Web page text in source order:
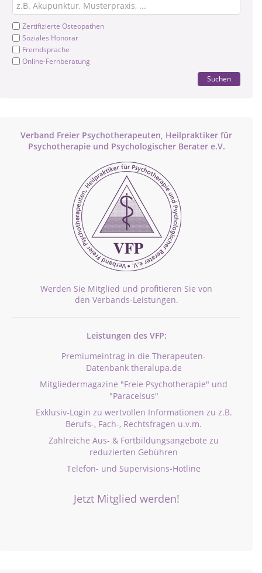
Zertifizierte Osteopathen
Soziales Honorar
Fremdsprache
Online-Fernberatung
Suchen
Verband Freier Psychotherapeuten, Heilpraktiker für
Psychotherapie und Psychologischer Berater e.V.
Werden Sie Mitglied und profitieren Sie von
den Verbands-Leistungen.
Leistungen des VFP:
Premiumeintrag in die Therapeuten-
Datenbank theralupa.de
Mitgliedermagazine "Freie Psychotherapie" und
"Paracelsus"
Exklusiv-Login zu wertvollen Informationen zu z.B.
Berufs-, Fach-, Rechtsfragen u.v.m.
Zahlreiche Aus- & Fortbildungsangebote zu
reduzierten Gebühren
Telefon- und Supervisions-Hotline
Jetzt Mitglied werden!